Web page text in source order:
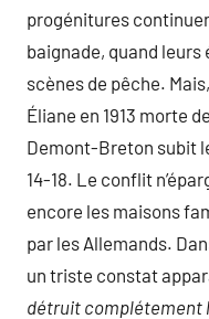
progénitures
baignade, quand
scènes de pêche.
Éliane en 1913 morte
Demont-Breton subit
14-18. Le conflit
encore les maisons
par les Allemands.
un triste constat
détruit complétement